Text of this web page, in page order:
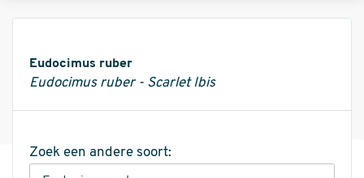
Eudocimus ruber
Eudocimus ruber - Scarlet Ibis
Zoek een andere soort: